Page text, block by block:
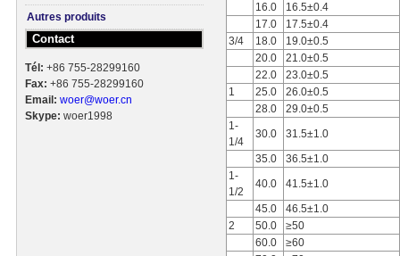
Autres produits
Contact
Tél: +86 755-28299160
Fax: +86 755-28299160
Email: woer@woer.cn
Skype: woer1998
16.0
16.5±0.4
17.0
17.5±0.4
3/4
18.0
19.0±0.5
20.0
21.0±0.5
22.0
23.0±0.5
1
25.0
26.0±0.5
28.0
29.0±0.5
1-
1/4
30.0
31.5±1.0
35.0
36.5±1.0
1-
1/2
40.0
41.5±1.0
45.0
46.5±1.0
2
50.0
≥50
60.0
≥60